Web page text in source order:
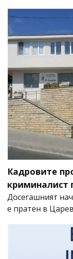
Кадровите
криминалист
Досегашният
е пратен в